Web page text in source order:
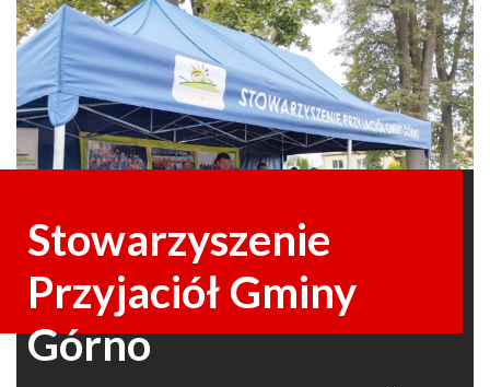
Stowarzyszenie
Przyjaciół Gminy
Górno